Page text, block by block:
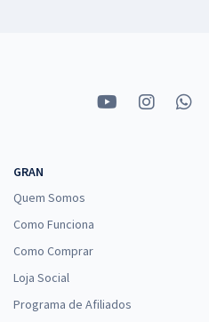
GRAN
Quem Somos
Como Funciona
Como Comprar
Loja Social
Programa de Afiliados